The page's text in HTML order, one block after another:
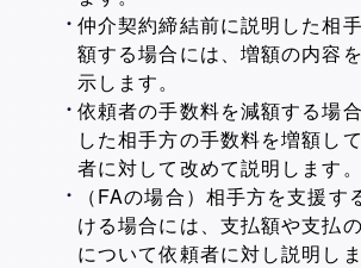
仲介契約締結前に説明した相
額する場合には、増額の内容
示します。
依頼者の手数料を減額する場
した相手方の手数料を増額し
者に対して改めて説明します。
（FAの場合）相手方を支援す
ける場合には、支払額や支払
について依頼者に対し説明しま